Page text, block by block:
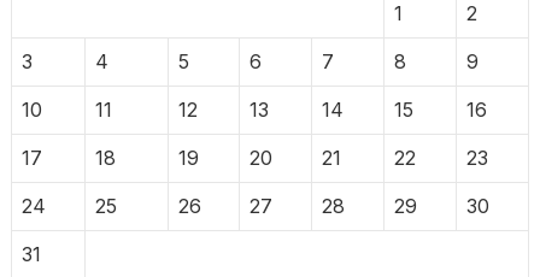
1
2
3
4 5 6 7 8
9
10
11 12 13 14 15
16
17
18 19 20 21 22
23
24
25 26 27 28 29
30
31